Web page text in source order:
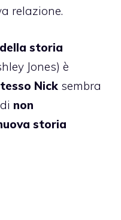
relazione.
storia
Jones) è
Nick sembra
non
storia